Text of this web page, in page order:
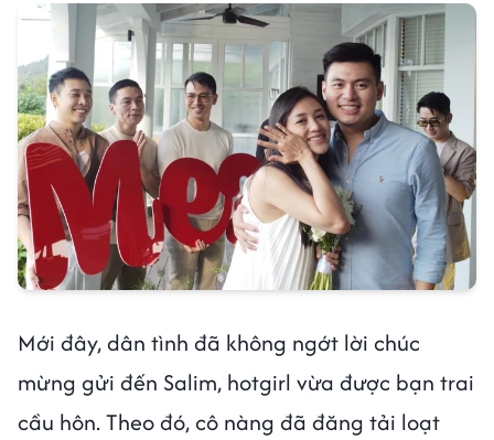
Mới đây, dân tình đã không ngớt lời chúc
mừng gửi đến Salim, hotgirl vừa được bạn trai
cầu hôn. Theo đó, cô nàng đã đăng tải loạt